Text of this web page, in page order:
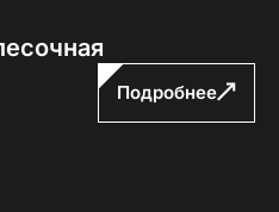
Подробнее